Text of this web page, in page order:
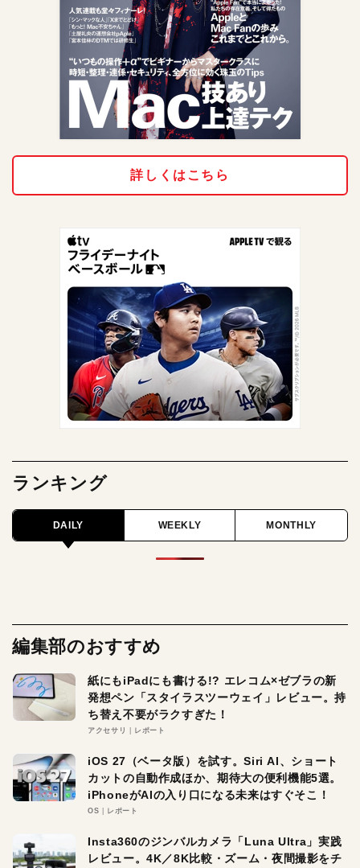
詳しくはこちら
ランキング
DAILY WEEKLY MONTHLY
編集部のおすすめ
紙にもiPadにも書ける!? エレコム×ゼブラの新
発想ペン「スタイラスツーウェイ」レビュー。持
ち替え不要がラクすぎた！
アクセサリ レポート
iOS 27（ベータ版）を試す。Siri AI、ショート
カットの自動作成ほか、期待大の便利機能5選。
iPhoneがAIの入り口になる未来はすぐそこ！
OS レポート
Insta360のジンバルカメラ「Luna Ultra」実践
レビュー。4K／8K比較・ズーム・夜間撮影をチ